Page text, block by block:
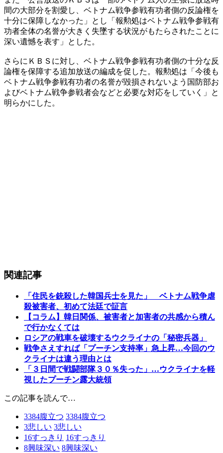
間の大部分を割愛し、ベトナム戦争参戦有功者側の反論権を
十分に保障しなかった」とし「報勲処はベトナム戦争参戦有
功者全体の名誉が大きく失墜する状況がもたらされたことに
深い遺憾を表す」とした。
さらにＫＢＳに対し、ベトナム戦争参戦有功者側の十分な反
論権を保障する追加放送の編成を促した。報勲処は「今後も
ベトナム戦争参戦有功者の名誉が毀損されないよう国防部お
よびベトナム戦争参戦者会などと必要な対応をしていく」と
明らかにした。
関連記事
「住民を銃殺した韓国兵士を見た」 ベトナム戦争虐
殺被害者、初めて法廷で証言
【コラム】韓日関係、被害者と加害者の共感から積ん
で行かなくては
ロシアの戦車を破壊するウクライナの「秘密兵器」
戦争さえすれば「プーチン支持率」急上昇…今回のウ
クライナは違う理由とは
「３日間で戦闘部隊３０％失った」…ウクライナを軽
視したプーチン露大統領
この記事を読んで…
3384腹立つ 3384腹立つ
3悲しい 3悲しい
16すっきり 16すっきり
8興味深い 8興味深い